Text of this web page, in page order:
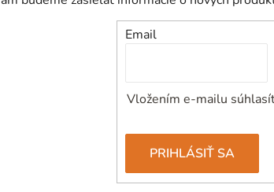
Email
Vložením e-mailu
PRIHLÁSIŤ SA